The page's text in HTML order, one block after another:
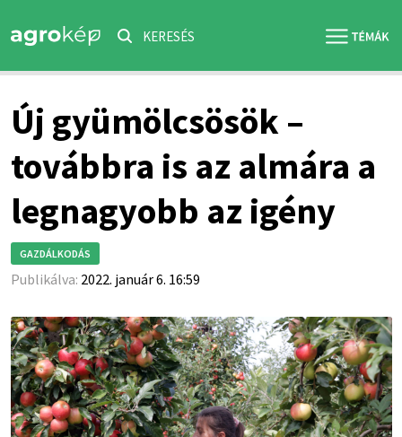
KERESÉS
Új gyümölcsösök –
továbbra is az almára a
legnagyobb az igény
GAZDÁLKODÁS
Publikálva: 2022. január 6. 16:59